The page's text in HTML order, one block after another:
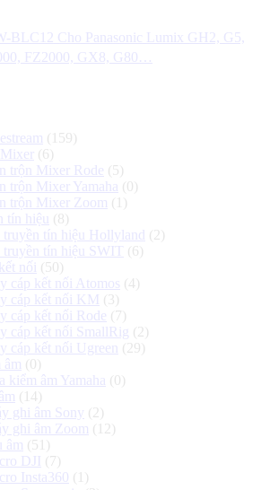
BLC12 Cho Panasonic Lumix GH2, G5,
FZ2000, GX8, G80…
₫.
(159)
(6)
trộn Mixer Rode (5)
trộn Mixer Yamaha (0)
trộn Mixer Zoom (1)
tín hiệu
(8)
truyền tín hiệu Hollyland
(2)
truyền tín hiệu SWIT (6)
nối (50)
cáp kết nối Atomos (4)
cáp kết nối KM (3)
cáp kết nối Rode (7)
cáp kết nối SmallRig (2)
cáp kết nối Ugreen
(29)
âm (0)
kiểm âm Yamaha (0)
(14)
ghi âm Sony (2)
ghi âm Zoom (12)
âm (51)
DJI (7)
Insta360 (1)